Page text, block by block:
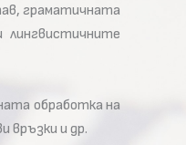
граматичната
обработка на
връзки и др.